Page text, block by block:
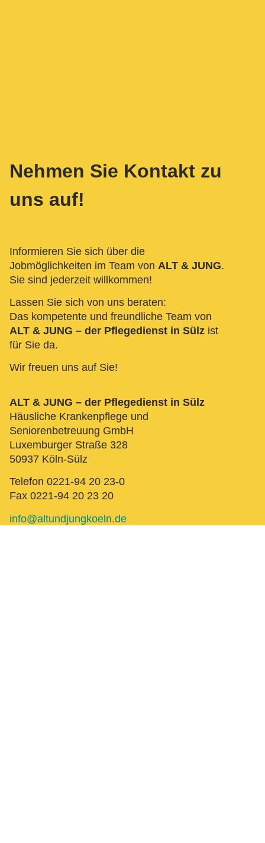
Nehmen Sie Kontakt zu
uns auf!
Informieren Sie sich über die
Jobmöglichkeiten im Team von ALT & JUNG.
Sie sind jederzeit willkommen!
Lassen Sie sich von uns beraten:
Das kompetente und freundliche Team von
ALT & JUNG – der Pflegedienst in Sülz ist
für Sie da.
Wir freuen uns auf Sie!
ALT & JUNG – der Pflegedienst in Sülz
Häusliche Krankenpflege und
Seniorenbetreuung GmbH
Luxemburger Straße 328
50937 Köln-Sülz
Telefon 0221-94 20 23-0
Fax 0221-94 20 23 20
info@altundjungkoeln.de